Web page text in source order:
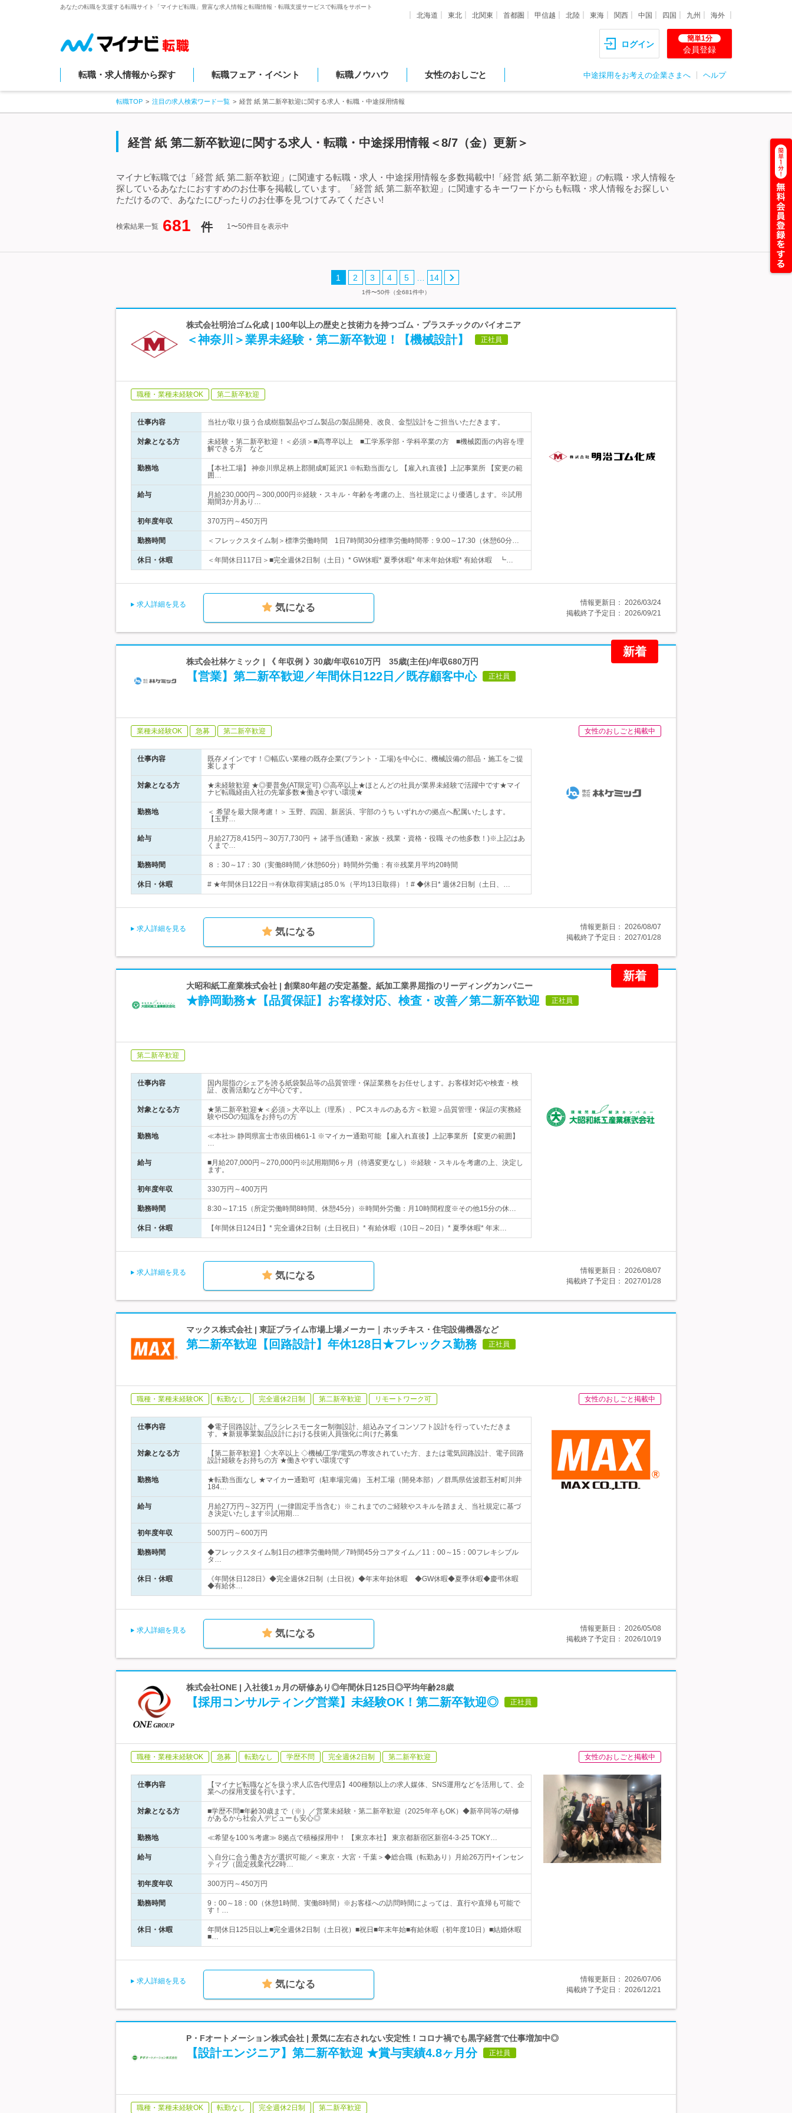
あなたの転職を支援する転職サイト「マイナビ転職」豊富な求人情報と転職情報・転職支援サービスで転職をサポート
北海道 東北 北関東 首都圏 甲信越 北陸 東海 関西 中国 四国 九州 海外
ログイン
簡単1分
会員登録
転職・求人情報から探す 転職フェア・イベント 転職ノウハウ 女性のおしごと 中途採用をお考えの企業さまへ ヘルプ
転職TOP 注目の求人検索ワード一覧 経営 紙 第二新卒歓迎に関する求人・転職・中途採用情報
経営 紙 第二新卒歓迎に関する求人・転職・中途採用情報＜8/7（金）更新＞
マイナビ転職では「経営 紙 第二新卒歓迎」に関連する転職・求人・中途採用情報を多数掲載中!「経営 紙 第二新卒歓迎」の転職・求人情報を
探しているあなたにおすすめのお仕事を掲載しています。「経営 紙 第二新卒歓迎」に関連するキーワードからも転職・求人情報をお探しい
ただけるので、あなたにぴったりのお仕事を見つけてみてください!
検索結果一覧 681 件 1〜50件目を表示中
1 2 3 4 5 14
1件〜50件（全681件中）
株式会社明治ゴム化成 | 100年以上の歴史と技術力を持つゴム・プラスチックのパイオニア
＜神奈川＞業界未経験・第二新卒歓迎！【機械設計】 正社員
職種・業種未経験OK 第二新卒歓迎
仕事内容 当社が取り扱う合成樹脂製品やゴム製品の製品開発、改良、金型設計をご担当いただきます。
対象となる方
未経験・第二新卒歓迎！＜必須＞■高専卒以上 ■工学系学部・学科卒業の方 ■機械図面の内容を理
解できる方 など
勤務地
【本社工場】 神奈川県足柄上郡開成町延沢1 ※転勤当面なし 【雇入れ直後】上記事業所 【変更の範
囲…
給与
月給230,000円～300,000円※経験・スキル・年齢を考慮の上、当社規定により優遇します。※試用
期間3か月あり…
初年度年収 370万円～450万円
勤務時間 ＜フレックスタイム制＞標準労働時間 1日7時間30分標準労働時間帯：9:00～17:30（休憩60分…
休日・休暇 ＜年間休日117日＞■完全週休2日制（土日）* GW休暇* 夏季休暇* 年末年始休暇* 有給休暇 ┗…
求人詳細を見る 気になる 情報更新日： 2026/03/24
掲載終了予定日： 2026/09/21
新着
株式会社林ケミック | 《 年収例 》30歳/年収610万円 35歳(主任)/年収680万円
【営業】第二新卒歓迎／年間休日122日／既存顧客中心 正社員
業種未経験OK 急募 第二新卒歓迎 女性のおしごと掲載中
仕事内容
既存メインです！◎幅広い業種の既存企業(プラント・工場)を中心に、機械設備の部品・施工をご提
案します
対象となる方
★未経験歓迎 ★◎要普免(AT限定可) ◎高卒以上★ほとんどの社員が業界未経験で活躍中です★マイ
ナビ転職経由入社の先輩多数★働きやすい環境★
勤務地
＜ 希望を最大限考慮！＞ 玉野、四国、新居浜、宇部のうち いずれかの拠点へ配属いたします。
【玉野…
給与
月給27万8,415円～30万7,730円 ＋ 諸手当(通勤・家族・残業・資格・役職 その他多数！)※上記はあ
くまで…
勤務時間 ８：30～17：30（実働8時間／休憩60分）時間外労働：有※残業月平均20時間
休日・休暇 # ★年間休日122日⇒有休取得実績は85.0％（平均13日取得）！# ◆休日* 週休2日制（土日、…
求人詳細を見る 気になる 情報更新日： 2026/08/07
掲載終了予定日： 2027/01/28
新着
大昭和紙工産業株式会社 | 創業80年超の安定基盤。紙加工業界屈指のリーディングカンパニー
★静岡勤務★【品質保証】お客様対応、検査・改善／第二新卒歓迎 正社員
第二新卒歓迎
仕事内容
国内屈指のシェアを誇る紙袋製品等の品質管理・保証業務をお任せします。お客様対応や検査・検
証、改善活動などが中心です。
対象となる方
★第二新卒歓迎★＜必須＞大卒以上（理系）、PCスキルのある方＜歓迎＞品質管理・保証の実務経
験やISOの知識をお持ちの方
勤務地
≪本社≫ 静岡県富士市依田橋61-1 ※マイカー通勤可能 【雇入れ直後】上記事業所 【変更の範囲】
…
給与
■月給207,000円～270,000円※試用期間6ヶ月（待遇変更なし）※経験・スキルを考慮の上、決定し
ます。
初年度年収 330万円～400万円
勤務時間 8:30～17:15（所定労働時間8時間、休憩45分）※時間外労働：月10時間程度※その他15分の休…
休日・休暇 【年間休日124日】* 完全週休2日制（土日祝日）* 有給休暇（10日～20日）* 夏季休暇* 年末…
求人詳細を見る 気になる 情報更新日： 2026/08/07
掲載終了予定日： 2027/01/28
マックス株式会社 | 東証プライム市場上場メーカー｜ホッチキス・住宅設備機器など
第二新卒歓迎【回路設計】年休128日★フレックス勤務 正社員
職種・業種未経験OK 転勤なし 完全週休2日制 第二新卒歓迎 リモートワーク可 女性のおしごと掲載中
仕事内容
◆電子回路設計、ブラシレスモーター制御設計、組込みマイコンソフト設計を行っていただきま
す。★新規事業製品設計における技術人員強化に向けた募集
対象となる方
【第二新卒歓迎】◇大卒以上 ◇機械/工学/電気の専攻されていた方、または電気回路設計、電子回路
設計経験をお持ちの方 ★働きやすい環境です
勤務地
★転勤当面なし ★マイカー通勤可（駐車場完備） 玉村工場（開発本部）／群馬県佐波郡玉村町川井
184…
給与
月給27万円～32万円（一律固定手当含む）※これまでのご経験やスキルを踏まえ、当社規定に基づ
き決定いたします※試用期…
初年度年収 500万円～600万円
勤務時間
◆フレックスタイム制1日の標準労働時間／7時間45分コアタイム／11：00～15：00フレキシブル
タ…
休日・休暇
《年間休日128日》◆完全週休2日制（土日祝）◆年末年始休暇 ◆GW休暇◆夏季休暇◆慶弔休暇
◆有給休…
求人詳細を見る 気になる 情報更新日： 2026/05/08
掲載終了予定日： 2026/10/19
株式会社ONE | 入社後1ヵ月の研修あり◎年間休日125日◎平均年齢28歳
【採用コンサルティング営業】未経験OK！第二新卒歓迎◎ 正社員
職種・業種未経験OK 急募 転勤なし 学歴不問 完全週休2日制 第二新卒歓迎 女性のおしごと掲載中
仕事内容
【マイナビ転職などを扱う求人広告代理店】400種類以上の求人媒体、SNS運用などを活用して、企
業への採用支援を行います。
対象となる方
■学歴不問■年齢30歳まで（※）／営業未経験・第二新卒歓迎（2025年卒もOK）◆新卒同等の研修
があるから社会人デビューも安心◎
勤務地 ≪希望を100％考慮≫ 8拠点で積極採用中！ 【東京本社】 東京都新宿区新宿4-3-25 TOKY…
給与
＼自分に合う働き方が選択可能／＜東京・大宮・千葉＞◆総合職（転勤あり）月給26万円+インセン
ティブ（固定残業代22時…
初年度年収 300万円～450万円
勤務時間
9：00～18：00（休憩1時間、実働8時間）※お客様への訪問時間によっては、直行や直帰も可能で
す！…
休日・休暇
年間休日125日以上■完全週休2日制（土日祝）■祝日■年末年始■有給休暇（初年度10日）■結婚休暇
■…
求人詳細を見る 気になる 情報更新日： 2026/07/06
掲載終了予定日： 2026/12/21
P・Fオートメーション株式会社 | 景気に左右されない安定性！コロナ禍でも黒字経営で仕事増加中◎
【設計エンジニア】第二新卒歓迎 ★賞与実績4.8ヶ月分 正社員
職種・業種未経験OK 転勤なし 完全週休2日制 第二新卒歓迎